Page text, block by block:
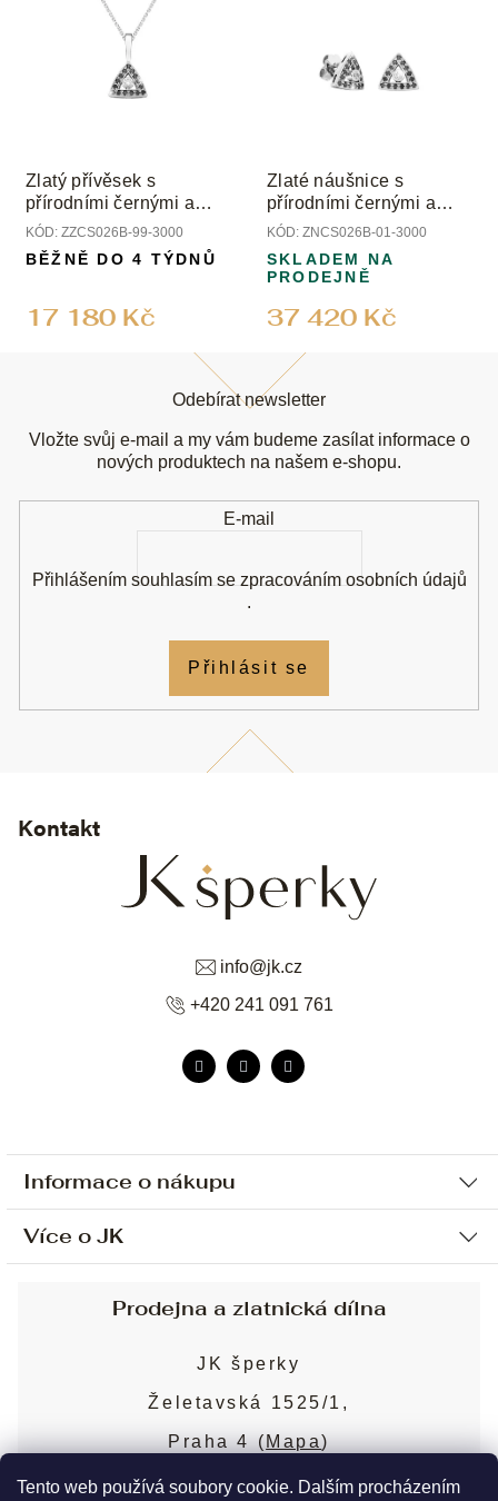
Tento web používá soubory cookie. Dalším procházením
Zlatý přívěsek s
přírodními černými a
čirým diamantem
KÓD: ZZCS026B-99-3000
17 180 Kč
BĚŽNĚ DO 4 TÝDNŮ
Zlaté náušnice s
přírodními černými a
čirými diamanty
KÓD: ZNCS026B-01-3000
37 420 Kč
SKLADEM NA
PRODEJNĚ
Informace o nákupu
Ochrana osobních údajů
Sjednání osobní schůzky
Obchodní podmínky
Puncovní značky
Více o JK
Blog
Nejčastější dotazy
Kontakt
info@jk.cz
+420 241 091 761
Odebírat newsletter
Vložte svůj e-mail a my vám budeme zasílat informace o
nových produktech na našem e-shopu.
E-mail
Přihlášením souhlasím se zpracováním osobních údajů
.
Přihlásit se
Prodejna a zlatnická dílna
JK šperky
Želetavská 1525/1,
Praha 4 (Mapa)
Více o prodejně